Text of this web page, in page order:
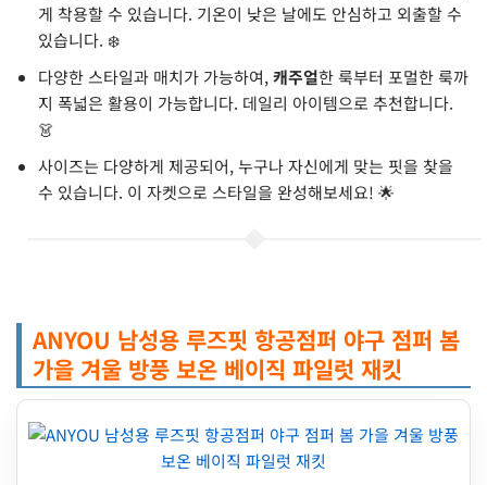
게 착용할 수 있습니다. 기온이 낮은 날에도 안심하고 외출할 수
있습니다. ❄️
다양한 스타일과 매치가 가능하여,캐주얼한 룩부터 포멀한 룩까
지 폭넓은 활용이 가능합니다. 데일리 아이템으로 추천합니다.
👗
사이즈는 다양하게 제공되어, 누구나 자신에게 맞는 핏을 찾을
수 있습니다. 이 자켓으로 스타일을 완성해보세요! 🌟
ANYOU 남성용 루즈핏 항공점퍼 야구 점퍼 봄
가을 겨울 방풍 보온 베이직 파일럿 재킷